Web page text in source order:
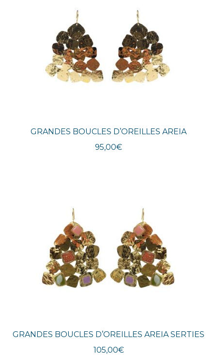
GRANDES BOUCLES D’OREILLES AREIA
95,00€
GRANDES BOUCLES D’OREILLES AREIA SERTIES
105,00€